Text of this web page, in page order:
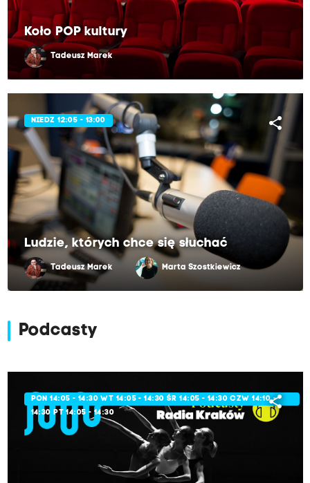
Koło POP kultury
Tadeusz Marek
NIEDZ 12:05 - 13:00 share
Ludzie, których chce się słuchać
Tadeusz Marek Marta Szostkiewicz
Podcasty
PON 14:05 - 14:30 WT 14:05 - 14:30 ŚR 14:05 - 14:30 CZW 14:10 -
14:30 PT 14:05 - 14:30
share